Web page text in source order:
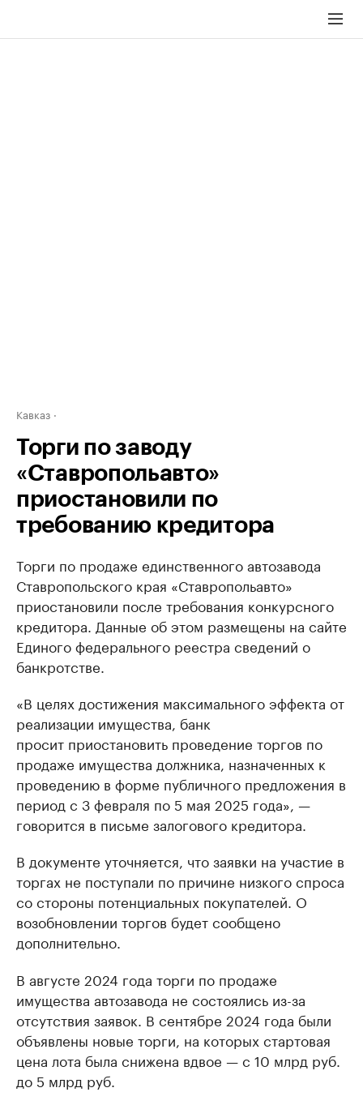
Кавказ
Торги по заводу
«Ставропольавто»
приостановили по
требованию кредитора
Торги по продаже единственного автозавода
Ставропольского края «Ставропольавто»
приостановили после требования конкурсного
кредитора. Данные об этом размещены на сайте
Единого федерального реестра сведений о
банкротстве.
«В целях достижения максимального эффекта от
реализации имущества, банк
просит приостановить проведение торгов по
продаже имущества должника, назначенных к
проведению в форме публичного предложения в
период с 3 февраля по 5 мая 2025 года», —
говорится в письме залогового кредитора.
В документе уточняется, что заявки на участие в
торгах не поступали по причине низкого спроса
со стороны потенциальных покупателей. О
возобновлении торгов будет сообщено
дополнительно.
В августе 2024 года торги по продаже
имущества автозавода не состоялись из-за
отсутствия заявок. В сентябре 2024 года были
объявлены новые торги, на которых стартовая
цена лота была снижена вдвое — с 10 млрд руб.
до 5 млрд руб.